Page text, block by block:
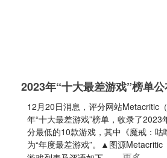
2023年“十大最差游戏”榜单
12月20日消息，评分网站Metacritic
年“十大最差游戏”榜单，收录了
分最低的10款游戏，其中《魔戒：
为“年度最差游戏”。▲图源Metacritic